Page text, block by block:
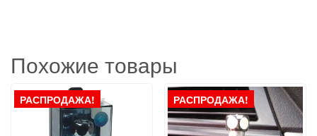
Похожие товары
РАСПРОДАЖА! РАСПРОДАЖА!